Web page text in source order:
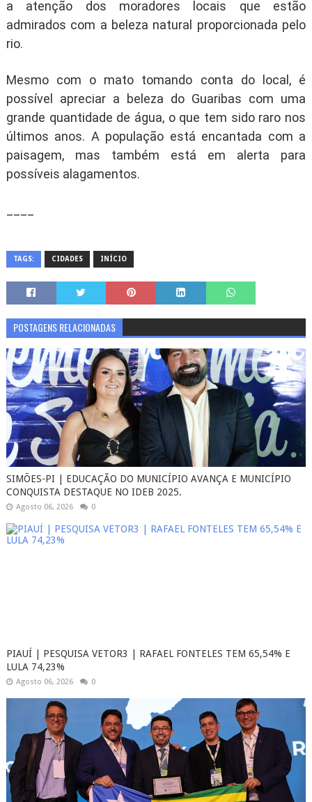
a atenção dos moradores locais que estão
admirados com a beleza natural proporcionada pelo
rio.
Mesmo com o mato tomando conta do local, é
possível apreciar a beleza do Guaribas com uma
grande quantidade de água, o que tem sido raro nos
últimos anos. A população está encantada com a
paisagem, mas também está em alerta para
possíveis alagamentos.
TAGS: CIDADES INÍCIO
POSTAGENS RELACIONADAS
SIMÕES-PI | EDUCAÇÃO DO MUNICÍPIO AVANÇA E MUNICÍPIO
CONQUISTA DESTAQUE NO IDEB 2025.
Agosto 06, 2026 0
PIAUÍ | PESQUISA VETOR3 | RAFAEL FONTELES TEM 65,54% E
LULA 74,23%
Agosto 06, 2026 0